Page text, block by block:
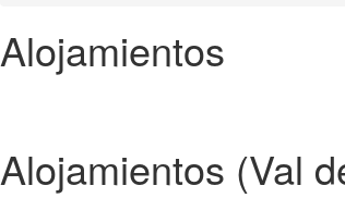
Alojamientos
Alojamientos (Val